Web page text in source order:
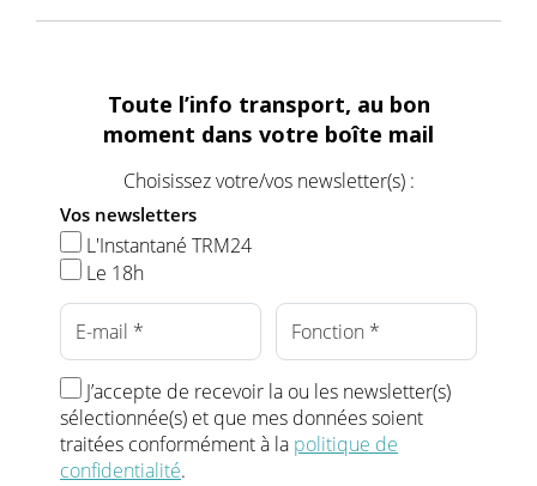
Toute l’info transport, au bon
moment dans votre boîte mail
Choisissez votre/vos newsletter(s) :
Vos newsletters
L'Instantané TRM24
Le 18h
J’accepte de recevoir la ou les newsletter(s)
sélectionnée(s) et que mes données soient
traitées conformément à la politique de
confidentialité.